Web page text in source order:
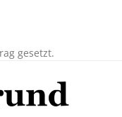
gesetzt.